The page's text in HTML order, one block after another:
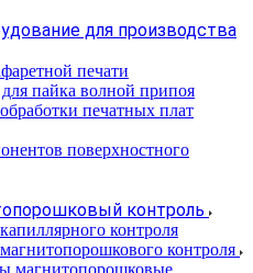
для производства
печати
пайка волной припоя
печатных плат
поверхностного
контроль
контроля
контроля
магнитопорошковые